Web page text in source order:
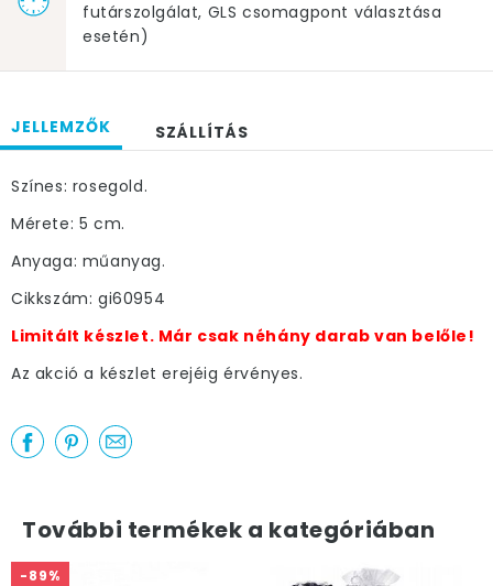
futárszolgálat, GLS csomagpont választása
esetén)
JELLEMZŐK SZÁLLÍTÁS
Színes: rosegold.
Mérete: 5 cm.
Anyaga: műanyag.
Cikkszám: gi60954
Limitált készlet. Már csak néhány darab van belőle!
Az akció a készlet erejéig érvényes.
További termékek a kategóriában
-89%